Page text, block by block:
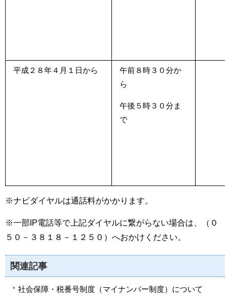
平成２８年４月１日から
午前８時３０分か
ら
午後５時３０分ま
で
※ナビダイヤルは通話料がかかります。
※一部IP電話等で上記ダイヤルに繋がらない場合は、（０
５０－３８１８－１２５０）へおかけください。
関連記事
社会保障・税番号制度（マイナンバー制度）について